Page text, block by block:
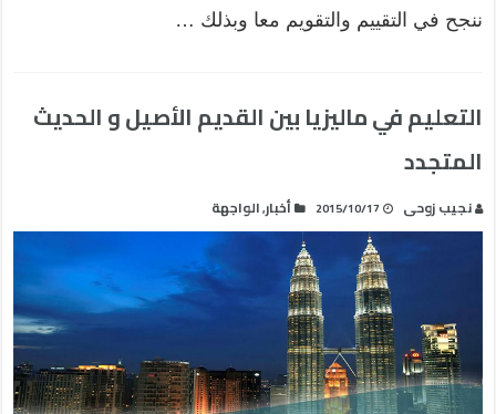
ننجح في التقييم والتقويم معا وبذلك …
التعليم في ماليزيا بين القديم الأصيل و الحديث
المتجدد
نجيب زوحى 2015/10/17 أخبار,الواجهة